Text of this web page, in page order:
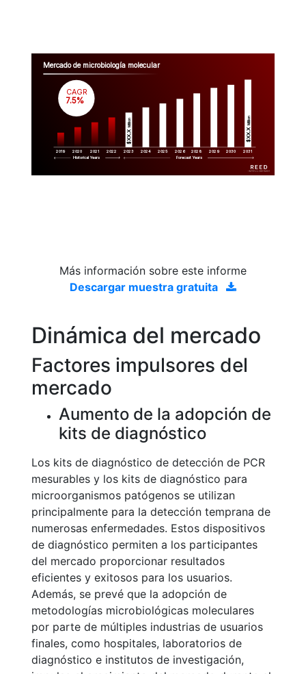
Mercado de microbiología molecular
2019 2020 2021 2022 2023 2024 2025 2026 2028 2029 2030 2031
$XX.X
Million
$XX.X
Million
CAGR
7.5%
Historical Years Forecast Years
Más información sobre este informe
Descargar muestra gratuita
Dinámica del mercado
Factores impulsores del
mercado
Aumento de la adopción de
kits de diagnóstico
Los kits de diagnóstico de detección de PCR
mesurables y los kits de diagnóstico para
microorganismos patógenos se utilizan
principalmente para la detección temprana de
numerosas enfermedades. Estos dispositivos
de diagnóstico permiten a los participantes
del mercado proporcionar resultados
eficientes y exitosos para los usuarios.
Además, se prevé que la adopción de
metodologías microbiológicas moleculares
por parte de múltiples industrias de usuarios
finales, como hospitales, laboratorios de
diagnóstico e institutos de investigación,